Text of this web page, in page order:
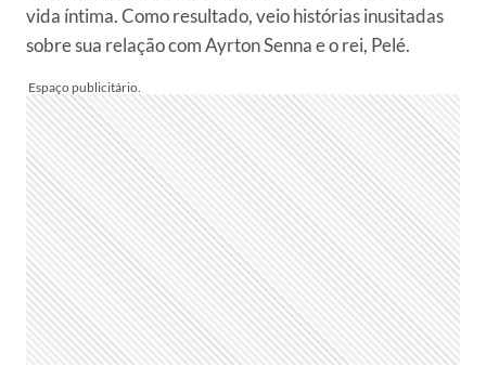
vida íntima. Como resultado, veio histórias inusitadas
sobre sua relação com Ayrton Senna e o rei, Pelé.